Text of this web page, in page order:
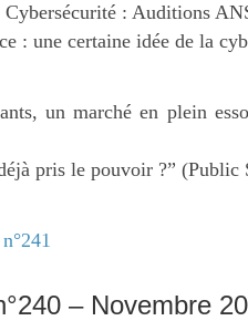
Cybersécurité : Auditions
: une certaine idée de la
un marché en plein
pris le pouvoir ?” (Public
– Novembre